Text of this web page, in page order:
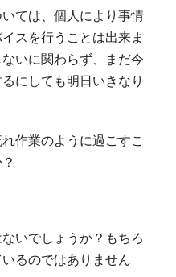
ては、個人により事情
スを行うことは出来ま
いに関わらず、まだ今
にしても明日いきなり
作業のように過ごすこ
いでしょうか？もちろ
るのではありません